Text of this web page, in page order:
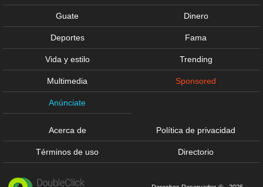
Guate Dinero
Deportes Fama
Vida y estilo Trending
Multimedia Sponsored
Anúnciate
Acerca de Política de privacidad
Términos de uso Directorio